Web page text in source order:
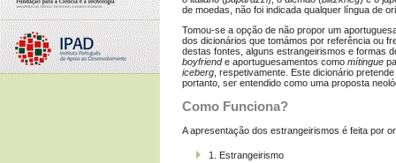
de moedas, não foi indicada qualquer língua de
Tomou-se a opção de não propor um
dos dicionários que tomámos por referência ou
destas fontes, alguns estrangeirismos e formas
boyfriende aportuguesamentos como mítingue
iceberg , respetivamente. Este dicionário
portanto, ser entendido como uma proposta
Como Funciona?
A apresentação dos estrangeirismos é feita por
1. Estrangeirismo